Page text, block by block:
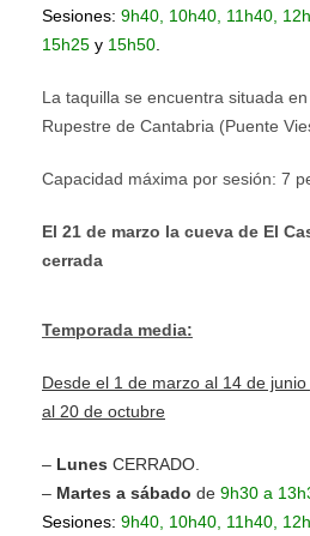
Sesiones: 9h40, 10h40, 11h40,
15h25 y 15h50
La taquilla se encuentra situada
Rupestre de Cantabria (Puente
Capacidad máxima por sesión: 7
El 21 de marzo la cueva de El
cerrada
Temporada media:
Desde el 1 de marzo al 14 de
al 20 de octubre
– Lunes CERRADO.
– Martes a sábado de 9h30 a
Sesiones: 9h40, 10h40, 11h40,